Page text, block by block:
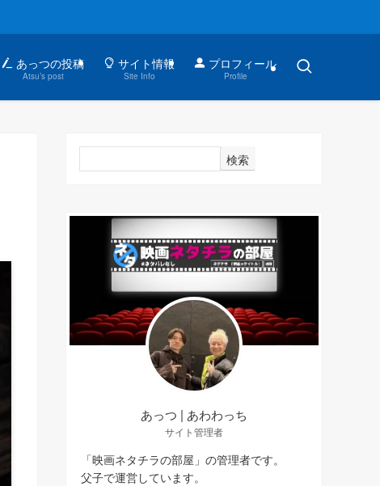
あっつの投稿
Atsu’s post
サイト情報
Site Info
プロフィール
Profile
検索
あっつ | あわわっち
サイト管理者
「映画ネタチラの部屋」の管理者です。
父子で運営しています。